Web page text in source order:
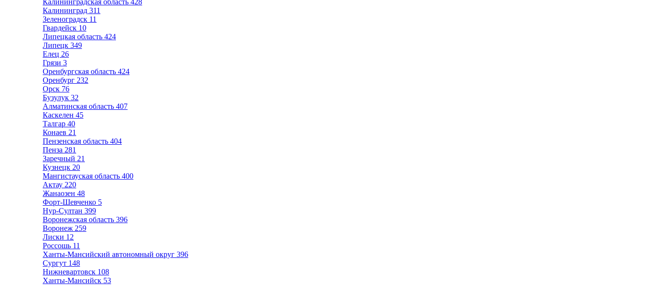
Калининградская область 428
Калининград 311
Зеленоградск 11
Гвардейск 10
Липецкая область 424
Липецк 349
Елец 26
Грязи 3
Оренбургская область 424
Оренбург 232
Орск 76
Бузулук 32
Алматинская область 407
Каскелен 45
Талгар 40
Конаев 21
Пензенская область 404
Пенза 281
Заречный 21
Кузнецк 20
Мангистауская область 400
Актау 220
Жанаозен 48
Форт-Шевченко 5
Нур-Султан 399
Воронежская область 396
Воронеж 259
Лиски 12
Россошь 11
Ханты-Мансийский автономный округ 396
Сургут 148
Нижневартовск 108
Ханты-Мансийск 53